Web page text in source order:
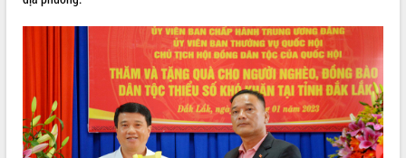
Thứ trưởng Bộ Nông nghiệp và Môi
trường Nguyễn Hoàng Hiệp khảo sát
vùng trồng và doanh nghiệp đóng gói
sầu riêng tại Đắk Lắk
Trình diễn nghệ thuật chế biến các
món ăn từ sầu riêng
Đắk Lắk công bố Quy hoạch và xúc
tiến đầu tư tỉnh